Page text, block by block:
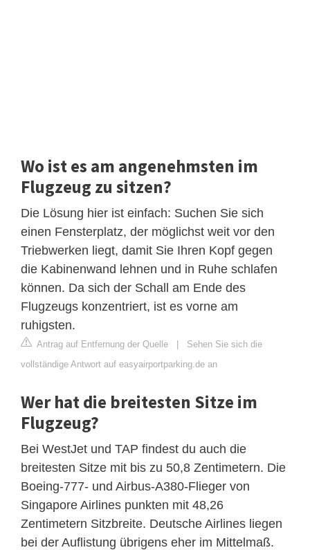
Wo ist es am angenehmsten im
Flugzeug zu sitzen?
Die Lösung hier ist einfach: Suchen Sie sich
einen Fensterplatz, der möglichst weit vor den
Triebwerken liegt, damit Sie Ihren Kopf gegen
die Kabinenwand lehnen und in Ruhe schlafen
können. Da sich der Schall am Ende des
Flugzeugs konzentriert, ist es vorne am
ruhigsten.
Antrag auf Entfernung der Quelle | Sehen Sie sich die
vollständige Antwort auf easyairportparking.de an
Wer hat die breitesten Sitze im
Flugzeug?
Bei WestJet und TAP findest du auch die
breitesten Sitze mit bis zu 50,8 Zentimetern. Die
Boeing-777- und Airbus-A380-Flieger von
Singapore Airlines punkten mit 48,26
Zentimetern Sitzbreite. Deutsche Airlines liegen
bei der Auflistung übrigens eher im Mittelmaß.